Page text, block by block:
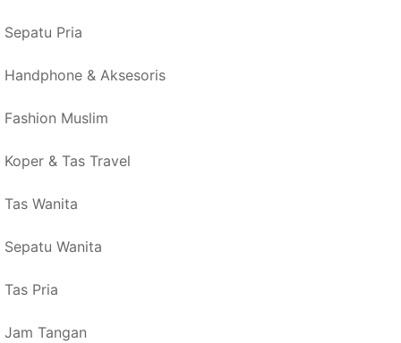
Sepatu Pria
Handphone & Aksesoris
Fashion Muslim
Koper & Tas Travel
Tas Wanita
Sepatu Wanita
Tas Pria
Jam Tangan